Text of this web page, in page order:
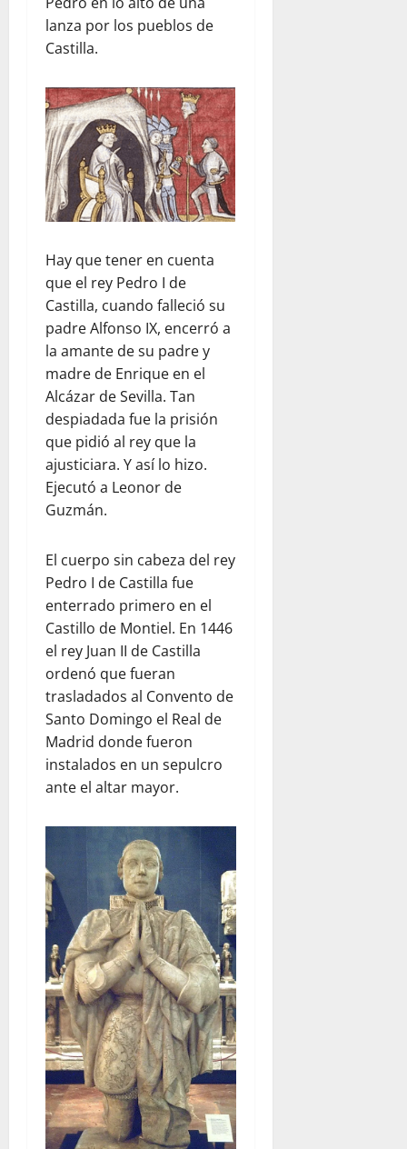
lanza por los pueblos de
Castilla.
Hay que tener en cuenta
que el rey Pedro I de
Castilla, cuando falleció su
padre Alfonso IX, encerró a
la amante de su padre y
madre de Enrique en el
Alcázar de Sevilla. Tan
despiadada fue la prisión
que pidió al rey que la
ajusticiara. Y así lo hizo.
Ejecutó a Leonor de
Guzmán.
El cuerpo sin cabeza del rey
Pedro I de Castilla fue
enterrado primero en el
Castillo de Montiel. En 1446
el rey Juan II de Castilla
ordenó que fueran
trasladados al Convento de
Santo Domingo el Real de
Madrid donde fueron
instalados en un sepulcro
ante el altar mayor.